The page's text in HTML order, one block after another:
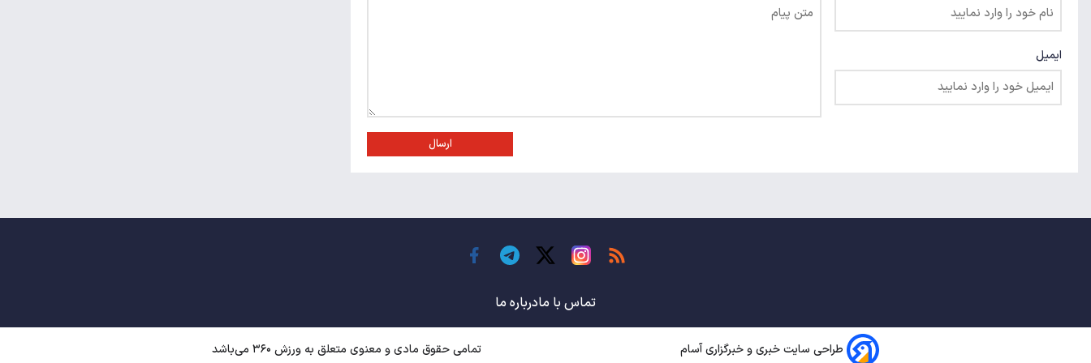
ایمیل
ارسال
تماس با مادرباره ما
طراحی سایت خبری و خبرگزاری آسام تمامی حقوق مادی و معنوی متعلق به ورزش ۳۶۰ می‌باشد